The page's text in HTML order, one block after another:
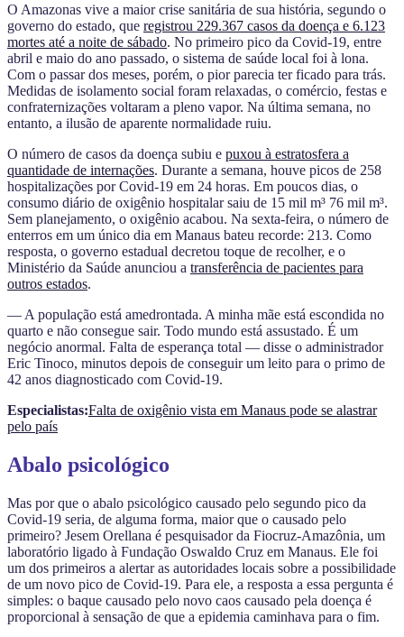
O Amazonas vive a maior crise sanitária de sua história, segundo o
governo do estado, que registrou 229.367 casos da doença e 6.123
mortes até a noite de sábado. No primeiro pico da Covid-19, entre
abril e maio do ano passado, o sistema de saúde local foi à lona.
Com o passar dos meses, porém, o pior parecia ter ficado para trás.
Medidas de isolamento social foram relaxadas, o comércio, festas e
confraternizações voltaram a pleno vapor. Na última semana, no
entanto, a ilusão de aparente normalidade ruiu.
O número de casos da doença subiu e puxou à estratosfera a
quantidade de internações. Durante a semana, houve picos de 258
hospitalizações por Covid-19 em 24 horas. Em poucos dias, o
consumo diário de oxigênio hospitalar saiu de 15 mil m³ 76 mil m³.
Sem planejamento, o oxigênio acabou. Na sexta-feira, o número de
enterros em um único dia em Manaus bateu recorde: 213. Como
resposta, o governo estadual decretou toque de recolher, e o
Ministério da Saúde anunciou a transferência de pacientes para
outros estados.
— A população está amedrontada. A minha mãe está escondida no
quarto e não consegue sair. Todo mundo está assustado. É um
negócio anormal. Falta de esperança total — disse o administrador
Eric Tinoco, minutos depois de conseguir um leito para o primo de
42 anos diagnosticado com Covid-19.
Especialistas:Falta de oxigênio vista em Manaus pode se alastrar
pelo país
Abalo psicológico
Mas por que o abalo psicológico causado pelo segundo pico da
Covid-19 seria, de alguma forma, maior que o causado pelo
primeiro? Jesem Orellana é pesquisador da Fiocruz-Amazônia, um
laboratório ligado à Fundação Oswaldo Cruz em Manaus. Ele foi
um dos primeiros a alertar as autoridades locais sobre a possibilidade
de um novo pico de Covid-19. Para ele, a resposta a essa pergunta é
simples: o baque causado pelo novo caos causado pela doença é
proporcional à sensação de que a epidemia caminhava para o fim.